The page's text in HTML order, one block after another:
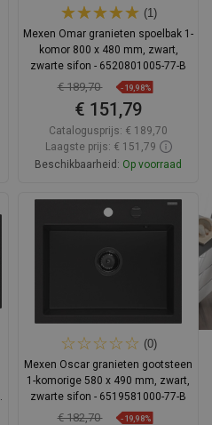
(1)
Mexen Omar granieten spoelbak 1-
komor 800 x 480 mm, zwart,
zwarte sifon - 6520801005-77-B
€ 189,70 -19,98%
€ 151,79
Catalogusprijs: € 189,70
Laagste prijs: € 151,79
Beschikbaarheid: Op voorraad
In winkelwagen
Favoriet
(0)
Mexen Oscar granieten gootsteen
1-komorige 580 x 490 mm, zwart,
zwarte sifon - 6519581000-77-B
€ 182,70 -19,98%